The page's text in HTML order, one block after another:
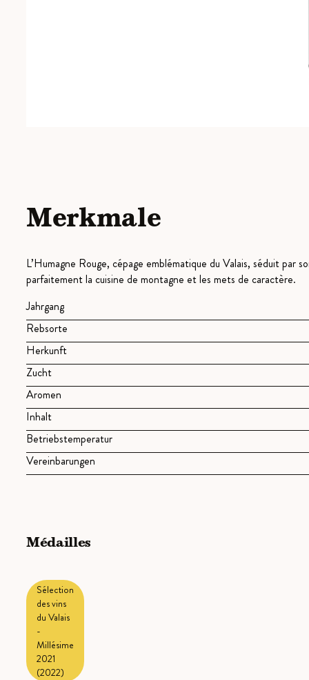
Merkmale
L’Humagne Rouge, cépage emblématique du Valais, séduit
parfaitement la cuisine de montagne et les mets de caractère.
Jahrgang
Rebsorte
Herkunft
Zucht
Aromen
Inhalt
Betriebstemperatur
Vereinbarungen
Médailles
Sélection
des vins
du Valais
-
Millésime
2021
(2022)